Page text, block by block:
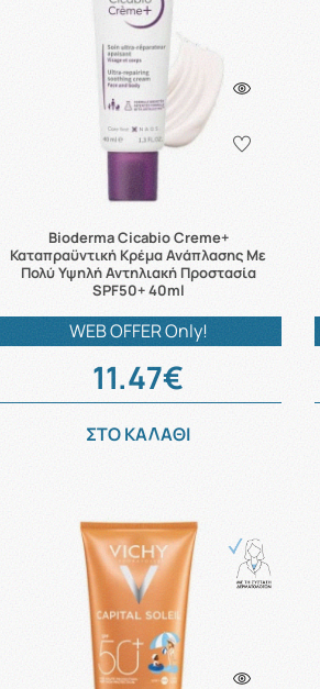
Bioderma Cicabio Creme+
Καταπραϋντική Κρέμα Ανάπλασης Με
Πολύ Υψηλή Αντηλιακή Προστασία
SPF50+ 40ml
WEB OFFER Only!
11.47€
ΣΤΟ ΚΑΛΑΘΙ